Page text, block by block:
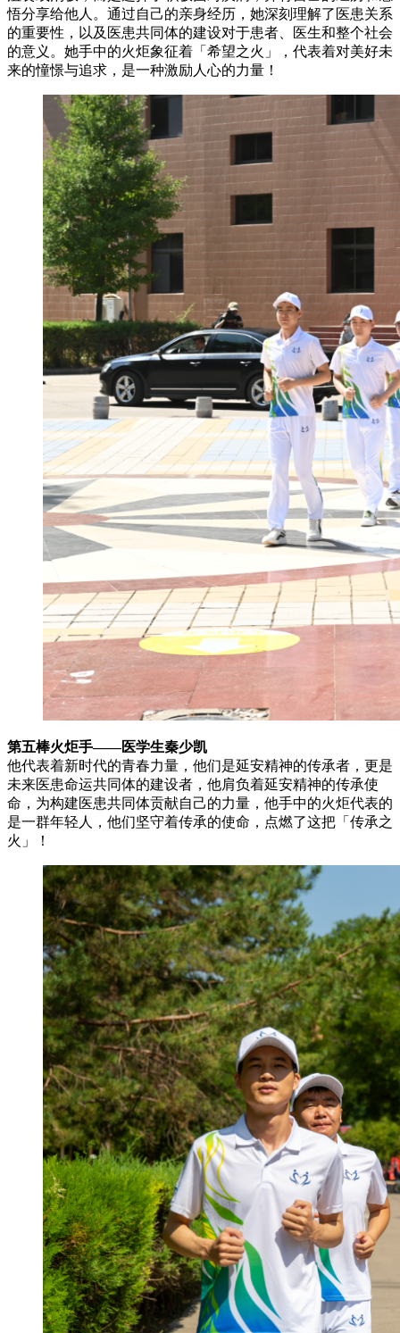
悟分享给他人。通过自己的亲身经历，她深刻理解了医患关系
的重要性，以及医患共同体的建设对于患者、医生和整个社会
的意义。她手中的火炬象征着「希望之火」，代表着对美好未
来的憧憬与追求，是一种激励人心的力量！
第五棒火炬手——医学生秦少凯
他代表着新时代的青春力量，他们是延安精神的传承者，更是
未来医患命运共同体的建设者，他肩负着延安精神的传承使
命，为构建医患共同体贡献自己的力量，他手中的火炬代表的
是一群年轻人，他们坚守着传承的使命，点燃了这把「传承之
火」！